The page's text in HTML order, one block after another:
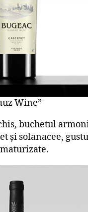
Wine”
buchetul
și solanacee,